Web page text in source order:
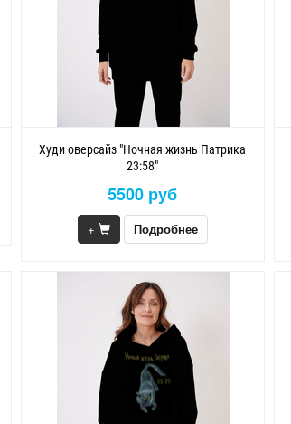
Худи оверсайз "Ночная жизнь Патрика
23:58"
5500 руб
+ Подробнее